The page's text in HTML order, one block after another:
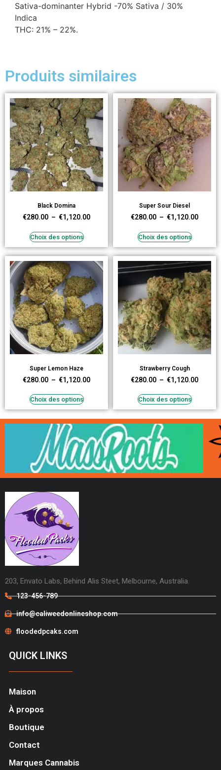
Sativa-dominanter Hybrid -70% Sativa / 30%
Indica
THC: 21% – 22%.
Produits similaires
Black Domina
€280.00 – €1,120.00
Choix des options
Super Sour Diesel
€280.00 – €1,120.00
Choix des options
Super Lemon Haze
€280.00 – €1,120.00
Choix des options
Strawberry Cough
€280.00 – €1,120.00
Choix des options
203, Envato Labs, Behind Alis Steet, Melbourne, Australia.
123-456-789
info@caliweedonlineshop.com
floodedpcaks.com
QUICK LINKS
Maison
À propos
Boutique
Contact
Marques Cannabis